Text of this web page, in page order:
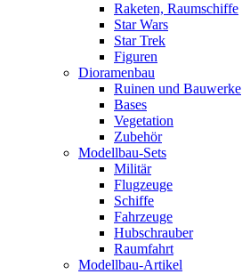
Raketen, Raumschiffe
Star Wars
Star Trek
Figuren
Dioramenbau
Ruinen und Bauwerke
Bases
Vegetation
Zubehör
Modellbau-Sets
Militär
Flugzeuge
Schiffe
Fahrzeuge
Hubschrauber
Raumfahrt
Modellbau-Artikel